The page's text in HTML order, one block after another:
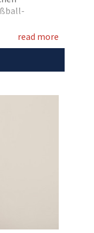
read more